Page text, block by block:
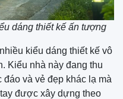
dáng thiết kế ấn tượng
kiểu dáng thiết kế vô
Kiểu nhà này đang thu
và vẻ đẹp khác lạ mà
được xây dựng theo